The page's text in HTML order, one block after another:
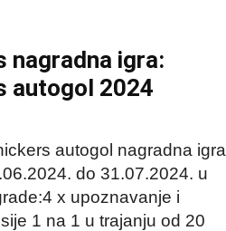
nagradna igra:
autogol 2024
autogol nagradna igra
do 31.07.2024. u
x upoznavanje i
1 na 1 u trajanju od 20